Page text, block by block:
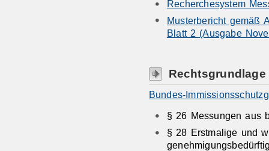
Recherchesystem
Musterbericht gemäß
Blatt 2 (Ausgabe
Rechtsgrundlage
Bundes-
§ 26 Messungen aus
§ 28 Erstmalige und